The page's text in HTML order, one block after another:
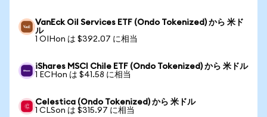
VanEck Oil Services ETF (Ondo Tokenized) から 米ド
ル
1 OIHon は $392.07 に相当
iShares MSCI Chile ETF (Ondo Tokenized) から 米ドル
1 ECHon は $41.58 に相当
Celestica (Ondo Tokenized) から 米ドル
1 CLSon は $315.97 に相当